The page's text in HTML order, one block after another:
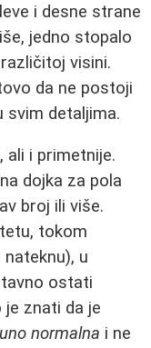
i desne strane
jedno stopalo
visini.
da ne postoji
svim detaljima.
ali i primetnije.
dojka za pola
broj ili više.
tokom
u
ostati
znati da je
normalna i ne